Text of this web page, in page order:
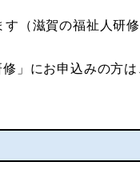
（滋賀の福祉人研
」にお申込みの方